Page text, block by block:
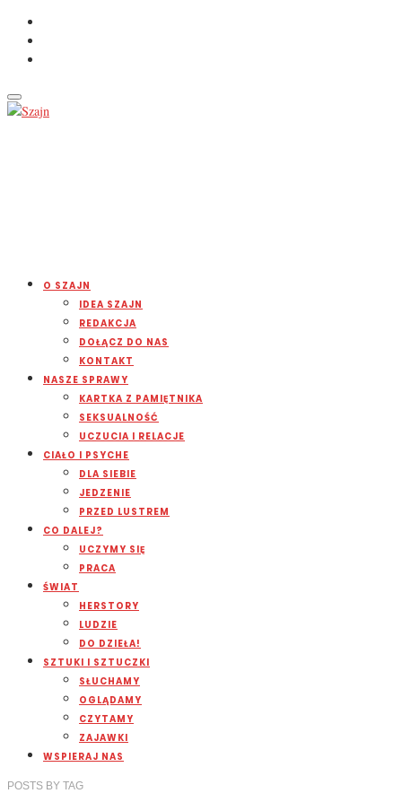
O SZAJN
IDEA SZAJN
REDAKCJA
DOŁĄCZ DO NAS
KONTAKT
NASZE SPRAWY
KARTKA Z PAMIĘTNIKA
SEKSUALNOŚĆ
UCZUCIA I RELACJE
CIAŁO I PSYCHE
DLA SIEBIE
JEDZENIE
PRZED LUSTREM
CO DALEJ?
UCZYMY SIĘ
PRACA
ŚWIAT
HERSTORY
LUDZIE
DO DZIEŁA!
SZTUKI I SZTUCZKI
SŁUCHAMY
OGLĄDAMY
CZYTAMY
ZAJAWKI
WSPIERAJ NAS
POSTS BY TAG